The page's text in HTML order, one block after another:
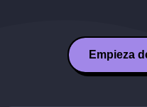
Empieza